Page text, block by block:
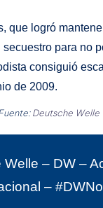
que logró
secuestro para no
consiguió
de 2009.
Deutsche Welle
Welle – DW –
–